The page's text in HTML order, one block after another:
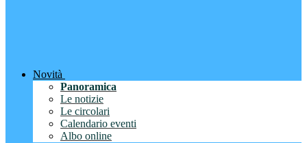
Novità
Panoramica
Le notizie
Le circolari
Calendario eventi
Albo online